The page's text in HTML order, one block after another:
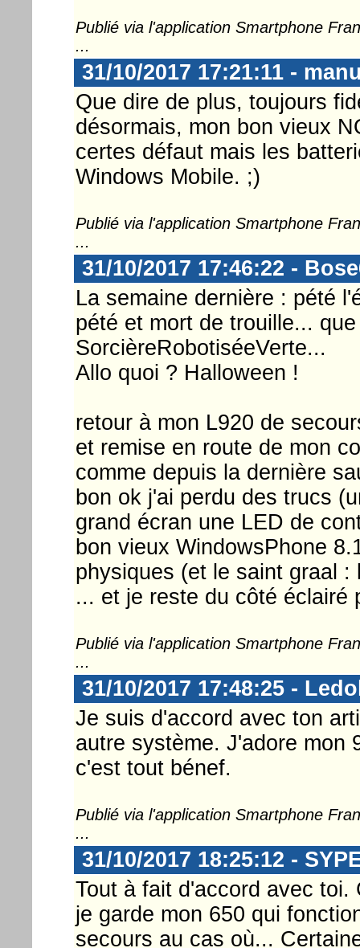
Publié via l'application Smartphone
...
31/10/2017 17:21:11 -
Que dire de plus, toujours
désormais, mon bon vieux
certes défaut mais les
Windows Mobile. ;)
Publié via l'application Smartphone
...
31/10/2017 17:46:22 -
La semaine dernière : pété
pété et mort de trouille...
SorcièreRobotiséeVerte...
Allo quoi ? Halloween !
retour à mon L920 de
et remise en route de mon
comme depuis la dernière
bon ok j'ai perdu des trucs
grand écran une LED de
bon vieux WindowsPhone
physiques (et le saint graal :
... et je reste du côté éclairé
Publié via l'application Smartphone
...
31/10/2017 17:48:25 -
Je suis d'accord avec ton
autre système. J'adore mon
c'est tout bénef.
Publié via l'application Smartphone
...
31/10/2017 18:25:12 -
Tout à fait d'accord avec
je garde mon 650 qui
secours au cas où...